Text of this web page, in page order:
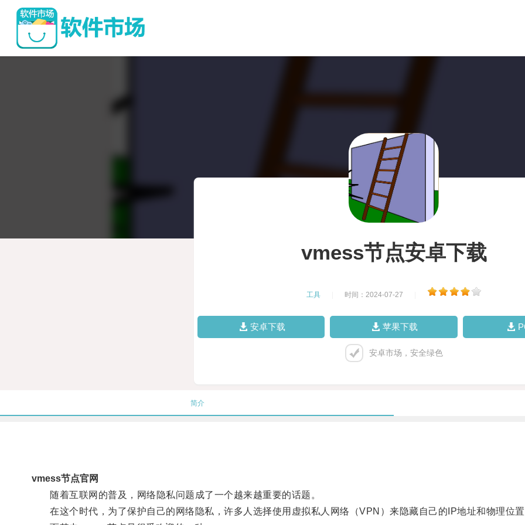
vmess节点安卓下载
工具 时间：2024-07-27
安卓下载 苹果下载
安卓市场，安全绿色
简介
vmess节点官网
随着互联网的普及，网络隐私问题成了一个越来越重要的话题。
在这个时代，为了保护自己的网络隐私，许多人选择使用虚拟私人网络（VPN）来隐藏自己的IP地址和物理位置